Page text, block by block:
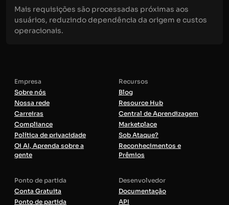
Mais requisições são processadas próximas aos
usuários, reduzindo dependência da origem e custos
operacionais.
Empresa
Sobre nós
Nossa rede
Carreiras
Compliance
Política de privacidade
Oi AI, Aprenda sobre a
gente
Recursos
Blog
Resource Hub
Central de Aprendizagem
Marketplace
Sob Ataque?
Reconhecimentos e
Prêmios
Ponto de partida
Conta Gratuita
Ponto de partida
Desenvolvedor
Documentação
API